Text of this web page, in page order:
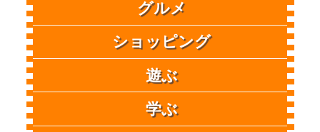
グルメ
ショッピング
遊ぶ
学ぶ